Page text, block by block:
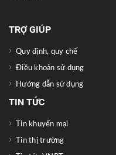
TRỢ GIÚP
Quy định, quy chế
Điều khoản sử dụng
Hướng dẫn sử dụng
TIN TỨC
Tin khuyến mại
Tin thị trường